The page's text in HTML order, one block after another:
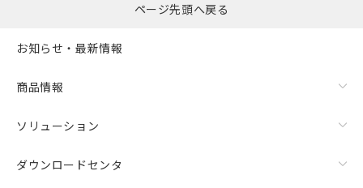
ページ先頭へ戻る
お知らせ・最新情報
商品情報
ソリューション
ダウンロードセンタ